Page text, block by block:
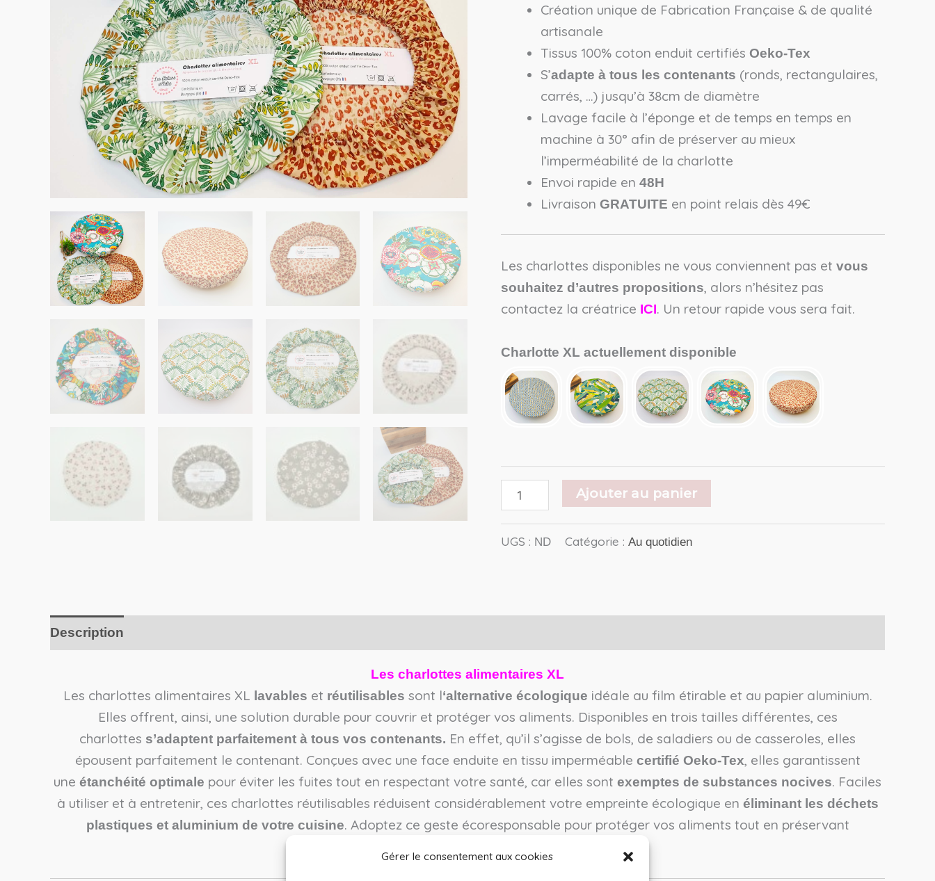
Gérer le consentement aux cookies
Création unique de Fabrication Française & de qualité
artisanale
Tissus 100% coton enduit certifiés Oeko-Tex
S’adapte à tous les contenants (ronds, rectangulaires,
carrés, …) jusqu’à 38cm de diamètre
Lavage facile à l’éponge et de temps en temps en
machine à 30° afin de préserver au mieux
l’imperméabilité de la charlotte
Envoi rapide en 48H
Livraison GRATUITE en point relais dès 49€
Les charlottes disponibles ne vous conviennent pas et vous
souhaitez d’autres propositions, alors n’hésitez pas
contactez la créatrice ICI. Un retour rapide vous sera fait.
Charlotte XL actuellement disponible
Ajouter au panier
UGS : ND Catégorie : Au quotidien
Description
Les charlottes alimentaires XL
Les charlottes alimentaires XL lavables et réutilisables sont l‘alternative écologique idéale au film étirable et au papier aluminium.
Elles offrent, ainsi, une solution durable pour couvrir et protéger vos aliments. Disponibles en trois tailles différentes, ces
charlottes s’adaptent parfaitement à tous vos contenants. En effet, qu’il s’agisse de bols, de saladiers ou de casseroles, elles
épousent parfaitement le contenant. Conçues avec une face enduite en tissu imperméable certifié Oeko-Tex, elles garantissent
une étanchéité optimale pour éviter les fuites tout en respectant votre santé, car elles sont exemptes de substances nocives. Faciles
à utiliser et à entretenir, ces charlottes réutilisables réduisent considérablement votre empreinte écologique en éliminant les déchets
plastiques et aluminium de votre cuisine. Adoptez ce geste écoresponsable pour protéger vos aliments tout en préservant